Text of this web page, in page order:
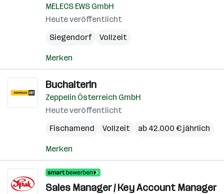
MELECS EWS GmbH
Heute veröffentlicht
Siegendorf
Vollzeit
Merken
BuchalterIn
Zeppelin Österreich GmbH
Heute veröffentlicht
Fischamend
Vollzeit ab 42.000 € jährlich
Merken
Sales Manager / Key Account Manager